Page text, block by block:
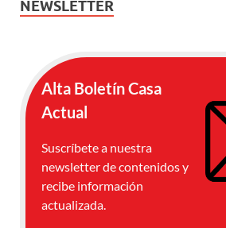
NEWSLETTER
Alta Boletín Casa
Actual
Suscríbete a nuestra
newsletter de contenidos y
recibe información
actualizada.